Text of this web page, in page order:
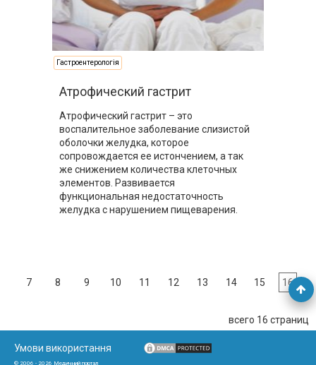
Стоматологія. Захворювання порожнини рота
Травматологія і ортопедія
Урологія і нефрологія
Школа здоров'я
Щеплення
Гастроентерологія
Атрофический гастрит
Атрофический гастрит – это
воспалительное заболевание слизистой
оболочки желудка, которое
сопровождается ее истончением, а так
же снижением количества клеточных
элементов. Развивается
функциональная недостаточность
желудка с нарушением пищеварения.
7 8 9 10 11 12 13 14 15 16
всего 16 страниц
Умови використання
© 2006 - 2026 Медичний портал